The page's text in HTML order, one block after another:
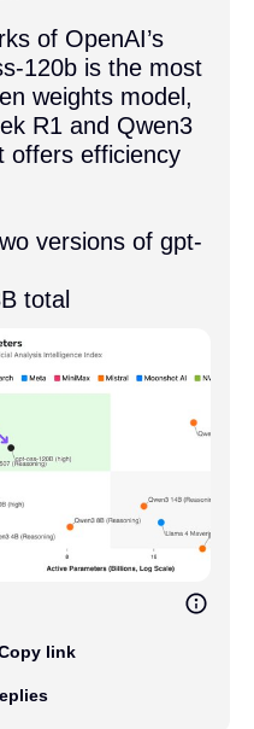
of OpenAI’s
120b is the most
weights model,
R1 and Qwen3
offers efficiency
versions of gpt-
total
link